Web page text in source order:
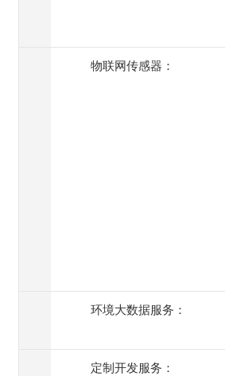
物联网传感器：
环境大数据服务：
定制开发服务：